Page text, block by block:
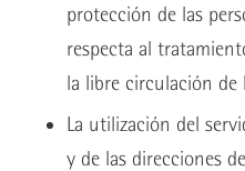
protección de las
respecta al
la libre circulación de
La utilización del
y de las direcciones